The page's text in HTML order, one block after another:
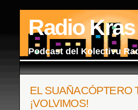
Radio
Podcast del Kolectivu
EL SUAÑACÓPTERO
¡VOLVIMOS!